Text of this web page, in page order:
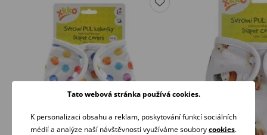
Tato webová stránka používá cookies.
K personalizaci obsahu a reklam, poskytování funkcí sociálních
médií a analýze naší návštěvnosti využíváme souborycookies.